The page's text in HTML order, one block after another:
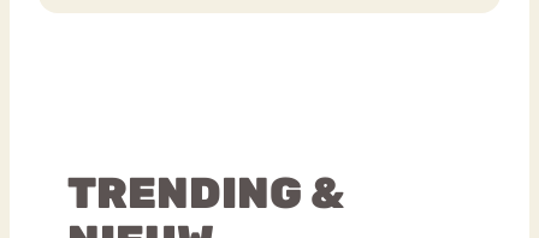
TRENDING &